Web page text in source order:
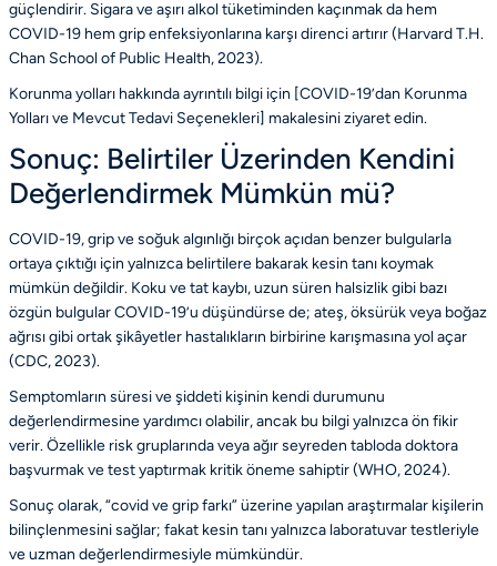
güçlendirir. Sigara ve aşırı alkol tüketiminden kaçınmak da hem
COVID-19 hem grip enfeksiyonlarına karşı direnci artırır (Harvard T.H.
Chan School of Public Health, 2023).
Korunma yolları hakkında ayrıntılı bilgi için [COVID-19’dan Korunma
Yolları ve Mevcut Tedavi Seçenekleri] makalesini ziyaret edin.
Sonuç: Belirtiler Üzerinden Kendini
Değerlendirmek Mümkün mü?
COVID-19, grip ve soğuk algınlığı birçok açıdan benzer bulgularla
ortaya çıktığı için yalnızca belirtilere bakarak kesin tanı koymak
mümkün değildir. Koku ve tat kaybı, uzun süren halsizlik gibi bazı
özgün bulgular COVID-19’u düşündürse de; ateş, öksürük veya boğaz
ağrısı gibi ortak şikâyetler hastalıkların birbirine karışmasına yol açar
(CDC, 2023).
Semptomların süresi ve şiddeti kişinin kendi durumunu
değerlendirmesine yardımcı olabilir, ancak bu bilgi yalnızca ön fikir
verir. Özellikle risk gruplarında veya ağır seyreden tabloda doktora
başvurmak ve test yaptırmak kritik öneme sahiptir (WHO, 2024).
Sonuç olarak, “covid ve grip farkı” üzerine yapılan araştırmalar kişilerin
bilinçlenmesini sağlar; fakat kesin tanı yalnızca laboratuvar testleriyle
ve uzman değerlendirmesiyle mümkündür.